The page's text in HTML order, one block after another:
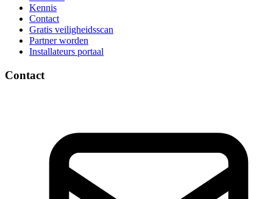
Kennis
Contact
Gratis veiligheidsscan
Partner worden
Installateurs portaal
Contact